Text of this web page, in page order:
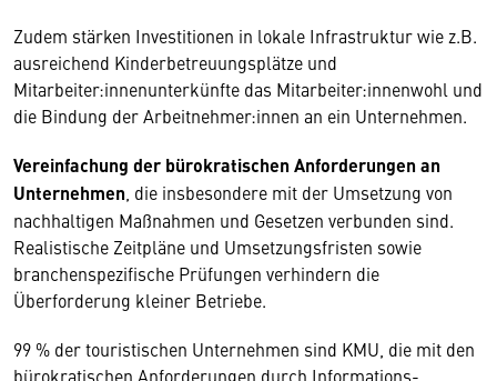
Zudem stärken Investitionen in lokale Infrastruktur wie z.B.
ausreichend Kinderbetreuungsplätze und
Mitarbeiter:innenunterkünfte das Mitarbeiter:innenwohl und
die Bindung der Arbeitnehmer:innen an ein Unternehmen.
Vereinfachung der bürokratischen Anforderungen an
Unternehmen , die insbesondere mit der Umsetzung von
nachhaltigen Maßnahmen und Gesetzen verbunden sind.
Realistische Zeitpläne und Umsetzungsfristen sowie
branchenspezifische Prüfungen verhindern die
Überforderung kleiner Betriebe.
99 % der touristischen Unternehmen sind KMU, die mit den
bürokratischen Anforderungen durch Informations-,